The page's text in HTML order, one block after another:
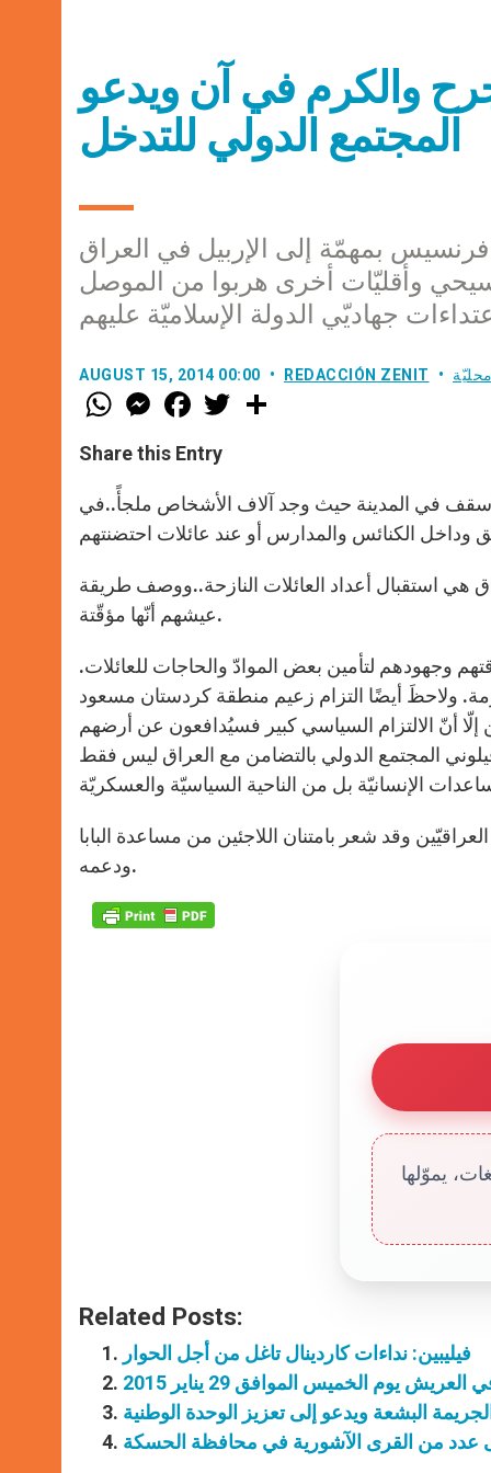
والكرم في آن ويدعو
المجتمع الدولي للتدخل
فرنسيس بمهمّة إلى الإربيل في العراق
عراقي مسيحي وأقليّات أخرى هربوا من الموصل
AUGUST 15, 2014 00:00 REDACCIÓN ZENIT
W
h
t
s
A
p
p
M
e
s
e
e
r
F
a
e
b
o
k
w
r
Share this Entry
للأسقف في المدينة حيث وجد آلاف الأشخاص ملجأً..في
هي استقبال أعداد العائلات النازحة..ووصف طريقة
عيشهم أنّها مؤقّتة.
وجهودهم لتأمين بعض الموادّ والحاجات للعائلات.
ولاحظَ أيضًا التزام زعيم منطقة كردستان مسعود
أنّ الالتزام السياسي كبير فسيُدافعون عن أرضهم
المجتمع الدولي بالتضامن مع العراق ليس فقط
وقد شعر بامتنان اللاجئين من مساعدة البابا
ودعمه.
يموّلها
Related Posts:
فيليبين: نداءات كاردينال تاغل من أجل الحوار
يوم الخميس الموافق 29 يناير 2015
البشعة ويدعو إلى تعزيز الوحدة الوطنية
من القرى الآشورية في محافظة الحسكة